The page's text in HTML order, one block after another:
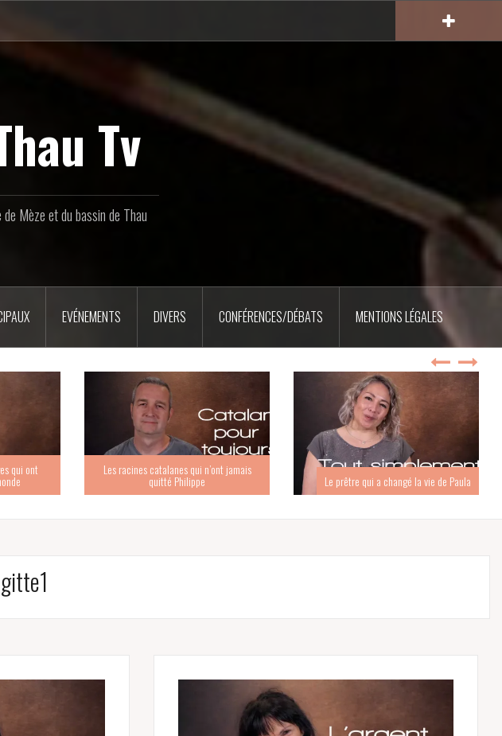
Tv
Mèze et du bassin de Thau
EVÉNEMENTS DIVERS CONFÉRENCES/DÉBATS MENTIONS LÉGALES
qui ont Les racines catalanes qui n’ont jamais
quitté Philippe Le prêtre qui a changé la vie de Paula